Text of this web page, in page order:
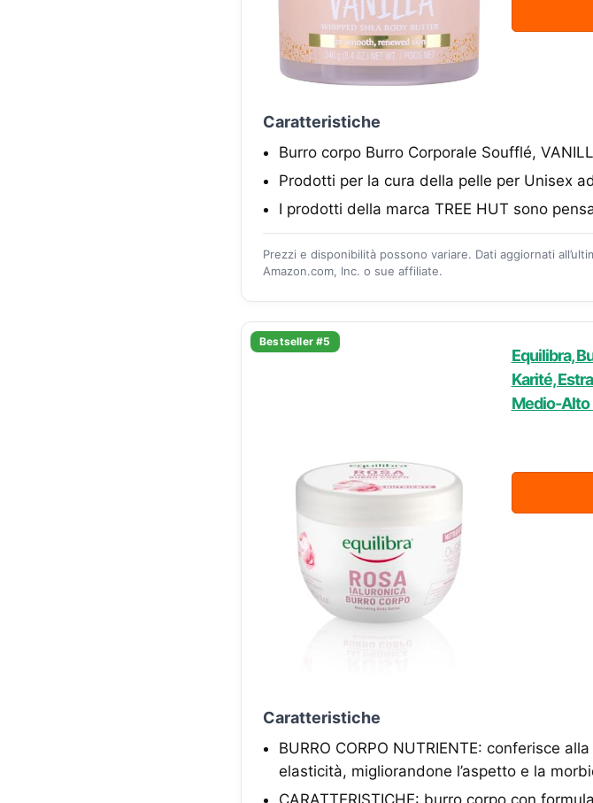
Caratteristiche
Burro corpo Burro Corporale Soufflé,
Prodotti per la cura della pelle per Unisex
I prodotti della marca TREE HUT sono
Prezzi e disponibilità possono variare. Dati aggiornati
Amazon.com, Inc. o sue affiliate.
Bestseller #5
Equilibra,
Karité,
Medio-Alto
Caratteristiche
BURRO CORPO NUTRIENTE: conferisce
elasticità, migliorandone l’aspetto e la